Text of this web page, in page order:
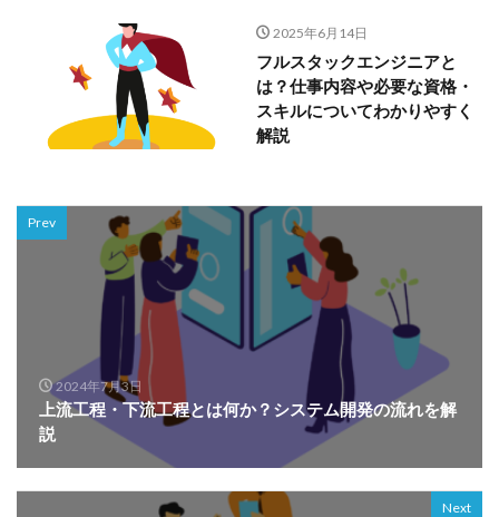
2025年6月14日
フルスタックエンジニアと
は？仕事内容や必要な資格・
スキルについてわかりやすく
解説
Prev
2024年7月3日
上流工程・下流工程とは何か？システム開発の流れを解
説
Next